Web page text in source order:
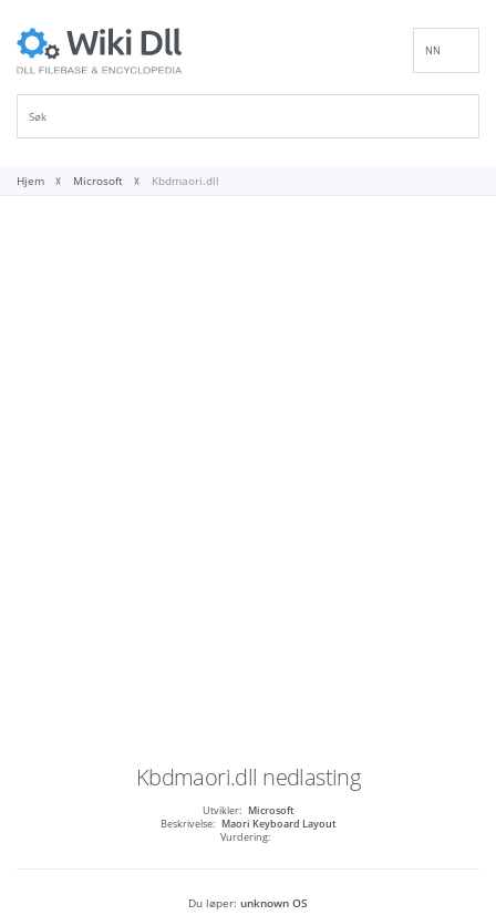
NN
Hjem Microsoft Kbdmaori.dll
Kbdmaori.dll nedlasting
Utvikler: Microsoft
Beskrivelse: Maori Keyboard Layout
Vurdering:
Du løper: unknown OS